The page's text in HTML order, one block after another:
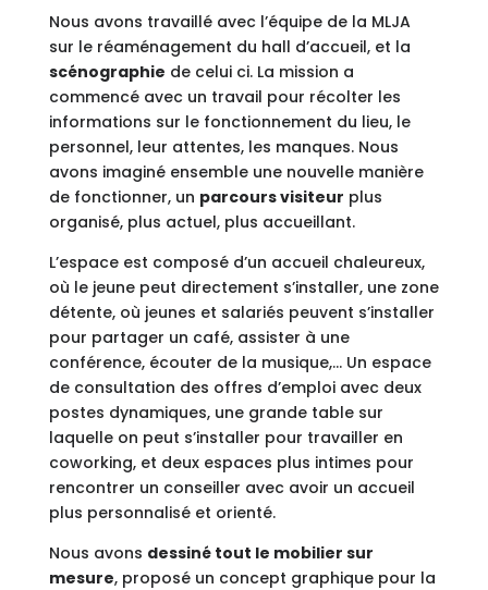
Nous avons travaillé avec l’équipe de la MLJA
sur le réaménagement du hall d’accueil, et la
scénographie de celui ci. La mission a
commencé avec un travail pour récolter les
informations sur le fonctionnement du lieu, le
personnel, leur attentes, les manques. Nous
avons imaginé ensemble une nouvelle manière
de fonctionner, un parcours visiteur plus
organisé, plus actuel, plus accueillant.
L’espace est composé d’un accueil chaleureux,
où le jeune peut directement s’installer, une zone
détente, où jeunes et salariés peuvent s’installer
pour partager un café, assister à une
conférence, écouter de la musique,… Un espace
de consultation des offres d’emploi avec deux
postes dynamiques, une grande table sur
laquelle on peut s’installer pour travailler en
coworking, et deux espaces plus intimes pour
rencontrer un conseiller avec avoir un accueil
plus personnalisé et orienté.
Nous avons dessiné tout le mobilier sur
mesure, proposé un concept graphique pour la